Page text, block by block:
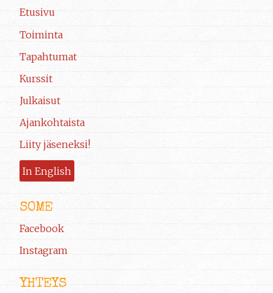
Etusivu
Toiminta
Tapahtumat
Kurssit
Julkaisut
Ajankohtaista
Liity jäseneksi!
In English
SOME
Facebook
Instagram
YHTEYS